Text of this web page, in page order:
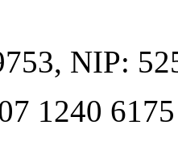
, NIP:
1240